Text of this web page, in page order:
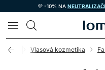
💜 -10% NA
LOMAX
Úvod Vlasová kozmetika